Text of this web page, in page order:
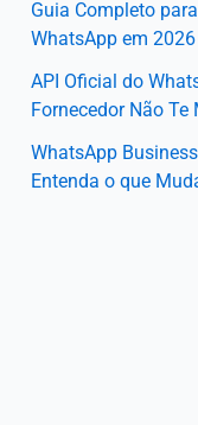
Guia Completo
WhatsApp em 2026
API Oficial do
Fornecedor Não
WhatsApp
Entenda o que